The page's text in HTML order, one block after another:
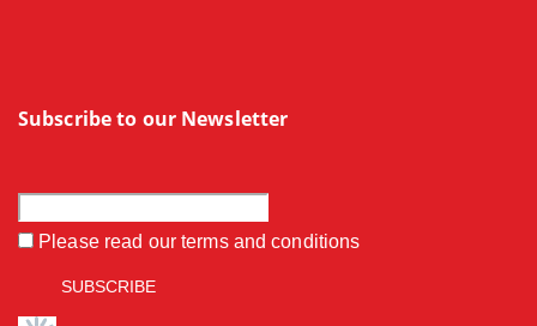
Subscribe to our Newsletter
Please read ourterms and conditions